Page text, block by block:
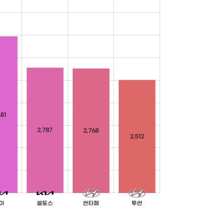
2,787
2,768
2,512
셀토스 싼타페 투싼